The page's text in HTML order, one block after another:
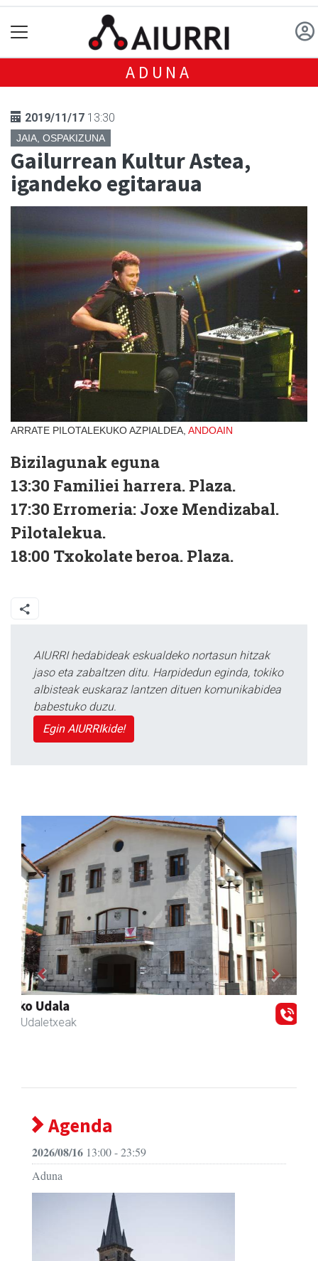
ADUNA
2019/11/17 13:30
JAIA, OSPAKIZUNA
Gailurrean Kultur Astea,
igandeko egitaraua
ARRATE PILOTALEKUKO AZPIALDEA, ANDOAIN
Bizilagunak eguna
13:30 Familiei harrera. Plaza.
17:30 Erromeria: Joxe Mendizabal.
Pilotalekua.
18:00 Txokolate beroa. Plaza.
AIURRI hedabideak eskualdeko nortasun hitzak
jaso eta zabaltzen ditu. Harpidedun eginda, tokiko
albisteak euskaraz lantzen dituen komunikabidea
babestuko duzu.
Egin AIURRIkide!
Urpa autobusak
Andoain - Autobusak
Previous Next
Agenda
2026/08/16 13:00 - 23:59
Aduna